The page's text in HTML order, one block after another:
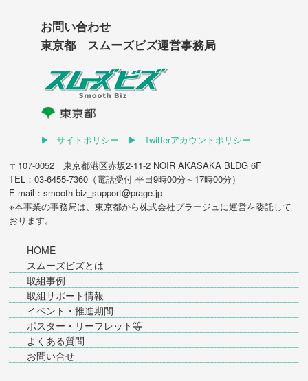
お問い合わせ
東京都 スムーズビズ運営事務局
サイトポリシー
Twitterアカウントポリシー
〒107-0052 東京都港区赤坂2-11-2 NOIR AKASAKA BLDG 6F
TEL：03-6455-7360（電話受付 平日9時00分～17時00分）
E-mail：smooth-biz_support@prage.jp
※本事業の事務局は、東京都から株式会社プラージュに運営を委託して
おります。
HOME
スムーズビズとは
取組事例
取組サポート情報
イベント・推進期間
ポスター・リーフレット等
よくある質問
お問い合せ